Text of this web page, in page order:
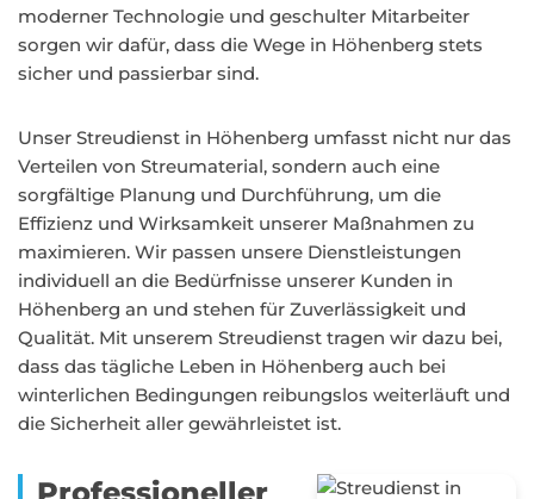
moderner Technologie und geschulter Mitarbeiter
sorgen wir dafür, dass die Wege in Höhenberg stets
sicher und passierbar sind.
Unser Streudienst in Höhenberg umfasst nicht nur das
Verteilen von Streumaterial, sondern auch eine
sorgfältige Planung und Durchführung, um die
Effizienz und Wirksamkeit unserer Maßnahmen zu
maximieren. Wir passen unsere Dienstleistungen
individuell an die Bedürfnisse unserer Kunden in
Höhenberg an und stehen für Zuverlässigkeit und
Qualität. Mit unserem Streudienst tragen wir dazu bei,
dass das tägliche Leben in Höhenberg auch bei
winterlichen Bedingungen reibungslos weiterläuft und
die Sicherheit aller gewährleistet ist.